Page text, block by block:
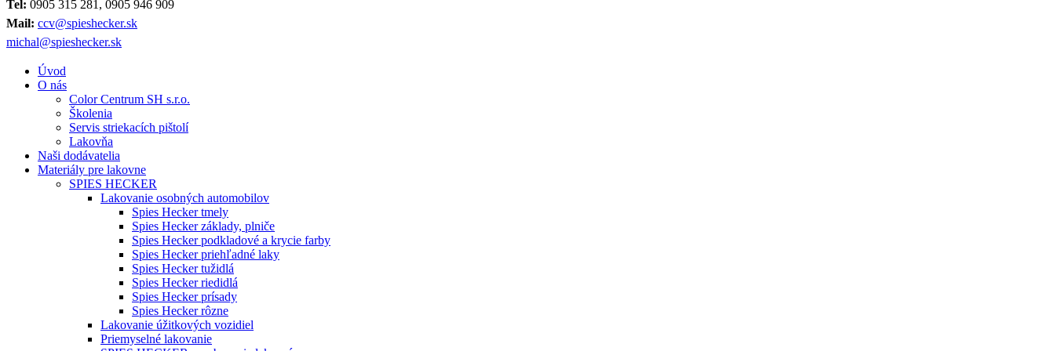
Tel: 0905 315 281, 0905 946 909
Mail: ccv@spieshecker.sk
michal@spieshecker.sk
Úvod
O nás
Color Centrum SH s.r.o.
Školenia
Servis striekacích pištolí
Lakovňa
Naši dodávatelia
Materiály pre lakovne
SPIES HECKER
Lakovanie osobných automobilov
Spies Hecker tmely
Spies Hecker základy, plniče
Spies Hecker podkladové a krycie farby
Spies Hecker priehľadné laky
Spies Hecker tužidlá
Spies Hecker riedidlá
Spies Hecker prísady
Spies Hecker rôzne
Lakovanie úžitkových vozidiel
Priemyselné lakovanie